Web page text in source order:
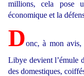
millions, cela pose
économique et la
Donc, à mon avis,
Libye devient l’émule
des domestiques,